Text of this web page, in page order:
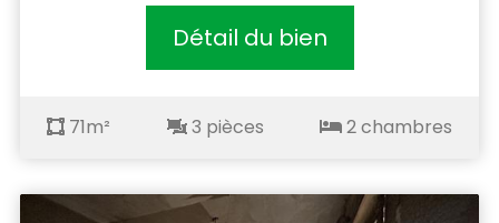
Détail du bien
71m² 3 pièces 2 chambres